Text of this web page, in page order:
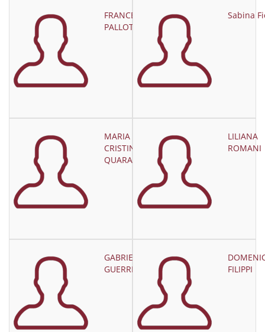
FRANCESCA
PALLOTTA
Sabina
MARIA
CRISTINA
QUARANTA
LILIANA
ROMANI
GABRIELLA
GUERRIERO
FILIPPI